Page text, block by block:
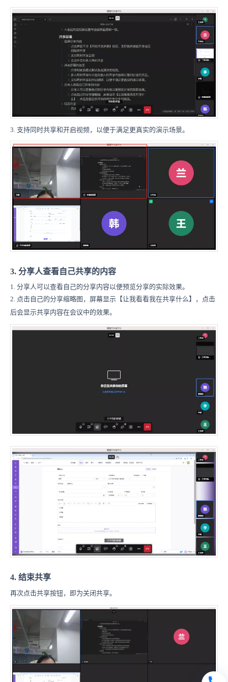
3. 支持同时共享和开启视频，以便于满足更真实的演示场景。
3. 分享人查看自己共享的内容
1. 分享人可以查看自己的分享内容以便预览分享的实际效果。
2. 点击自己的分享缩略图，屏幕显示【让我看看我在共享什么】，点击
后会显示共享内容在会议中的效果。
4. 结束共享
再次点击共享按钮，即为关闭共享。